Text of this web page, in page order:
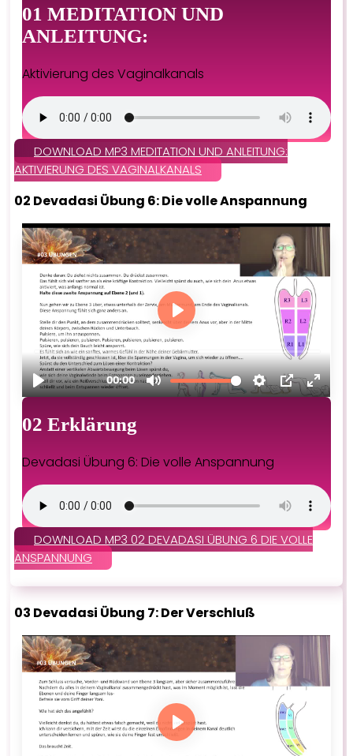
01 MEDITATION UND
ANLEITUNG:
Aktivierung des Vaginalkanals
DOWNLOAD MP3 MEDITATION UND ANLEITUNG:
AKTIVIERUNG DES VAGINALKANALS
02 Devadasi Übung 6: Die volle Anspannung
02 Erklärung
Devadasi Übung 6: Die volle Anspannung
DOWNLOAD MP3 02 DEVADASI ÜBUNG 6 DIE VOLLE
ANSPANNUNG
03 Devadasi Übung 7: Der Verschluß